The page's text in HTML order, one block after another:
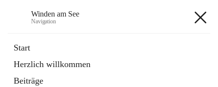
Winden am See
Navigation
Start
Herzlich willkommen
Beiträge
Externe Webseite
in